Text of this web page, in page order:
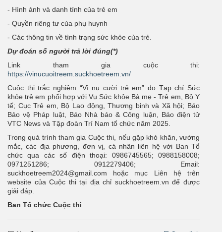
- Hình ảnh và danh tính của trẻ em
- Quyền riêng tư của phụ huynh
- Các thông tin về tình trạng sức khỏe của trẻ.
Dự đoán số người trả lời đúng(*)
Link tham gia cuộc thi:
https://vinucuoitreem.suckhoetreem.vn/
Cuộc thi trắc nghiệm “Vì nụ cười trẻ em” do Tạp chí Sức
khỏe trẻ em phối hợp với Vụ Sức khỏe Bà mẹ - Trẻ em, Bộ Y
tế; Cục Trẻ em, Bộ Lao động, Thương binh và Xã hội; Báo
Bảo vệ Pháp luật, Báo Nhà báo & Công luận, Báo điện tử
VTC News và Tập đoàn Trí Nam tổ chức năm 2025.
Trong quá trình tham gia Cuộc thi, nếu gặp khó khăn, vướng
mắc, các địa phương, đơn vị, cá nhân liên hệ với Ban Tổ
chức qua các số điện thoại: 0986745565; 0988158008;
0971251286; 0912279406; Email:
suckhoetreem2024@gmail.com hoặc mục Liên hệ trên
website của Cuộc thi tại địa chỉ suckhoetreem.vn để được
giải đáp.
Ban Tổ chức Cuộc thi